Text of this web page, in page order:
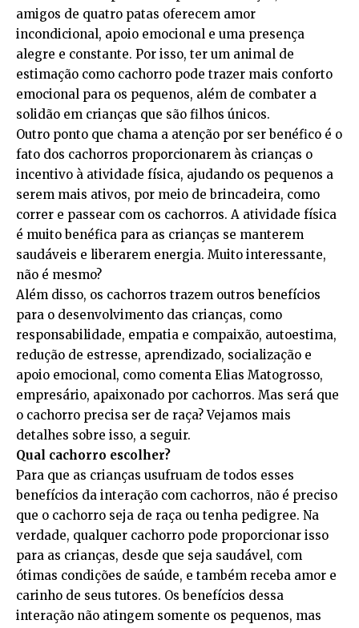
amigos de quatro patas oferecem amor
incondicional, apoio emocional e uma presença
alegre e constante. Por isso, ter um animal de
estimação como cachorro pode trazer mais conforto
emocional para os pequenos, além de combater a
solidão em crianças que são filhos únicos.
Outro ponto que chama a atenção por ser benéfico é o
fato dos cachorros proporcionarem às crianças o
incentivo à atividade física, ajudando os pequenos a
serem mais ativos, por meio de brincadeira, como
correr e passear com os cachorros. A atividade física
é muito benéfica para as crianças se manterem
saudáveis e liberarem energia. Muito interessante,
não é mesmo?
Além disso, os cachorros trazem outros benefícios
para o desenvolvimento das crianças, como
responsabilidade, empatia e compaixão, autoestima,
redução de estresse, aprendizado, socialização e
apoio emocional, como comenta Elias Matogrosso,
empresário, apaixonado por cachorros. Mas será que
o cachorro precisa ser de raça? Vejamos mais
detalhes sobre isso, a seguir.
Qual cachorro escolher?
Para que as crianças usufruam de todos esses
benefícios da interação com cachorros, não é preciso
que o cachorro seja de raça ou tenha pedigree. Na
verdade, qualquer cachorro pode proporcionar isso
para as crianças, desde que seja saudável, com
ótimas condições de saúde, e também receba amor e
carinho de seus tutores. Os benefícios dessa
interação não atingem somente os pequenos, mas